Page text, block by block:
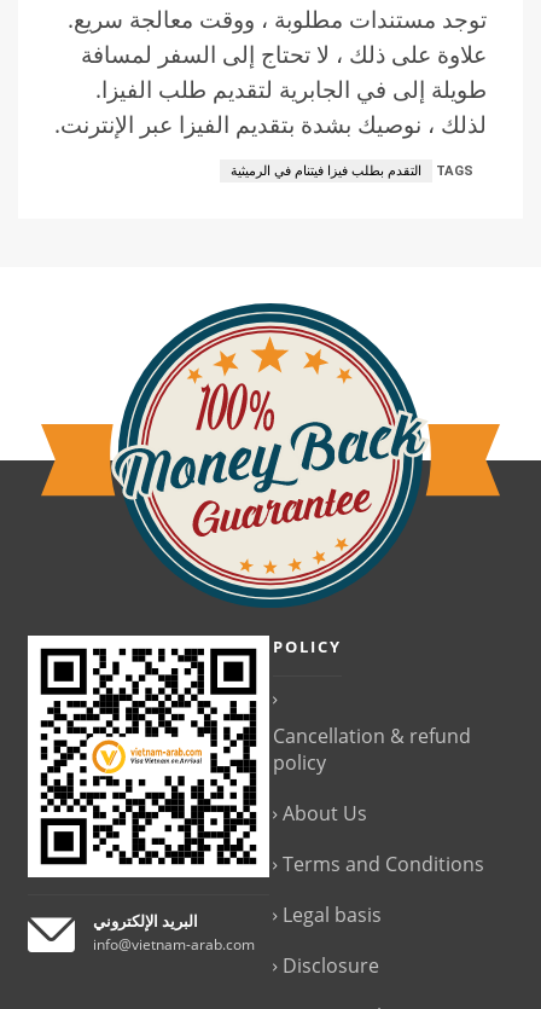
توجد مستندات مطلوبة ، ووقت معالجة سريع.
علاوة على ذلك ، لا تحتاج إلى السفر لمسافة
طويلة إلى في الجابرية لتقديم طلب الفيزا.
لذلك ، نوصيك بشدة بتقديم الفيزا عبر الإنترنت.
TAGS التقدم بطلب فيزا فيتنام في الرميثية
البريد الإلكتروني
info@vietnam-arab.com
POLICY
Cancellation & refund
policy
About Us
Terms and Conditions
Legal basis
Disclosure